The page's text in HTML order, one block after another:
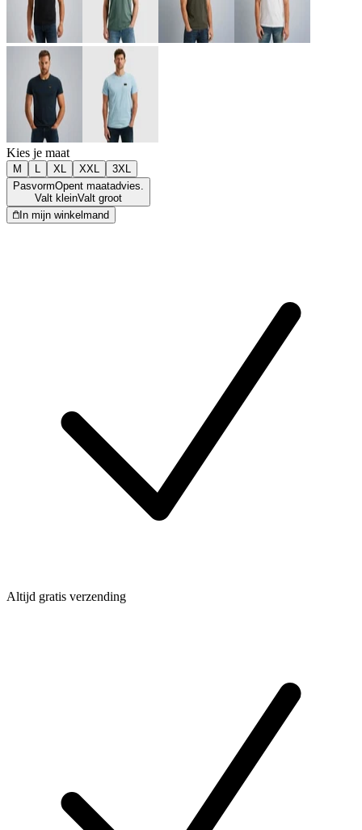
Kies je maat
M L XL XXL
3XL
PasvormOpent maatadvies.
Valt kleinValt groot
In mijn winkelmand
Altijd gratis verzending